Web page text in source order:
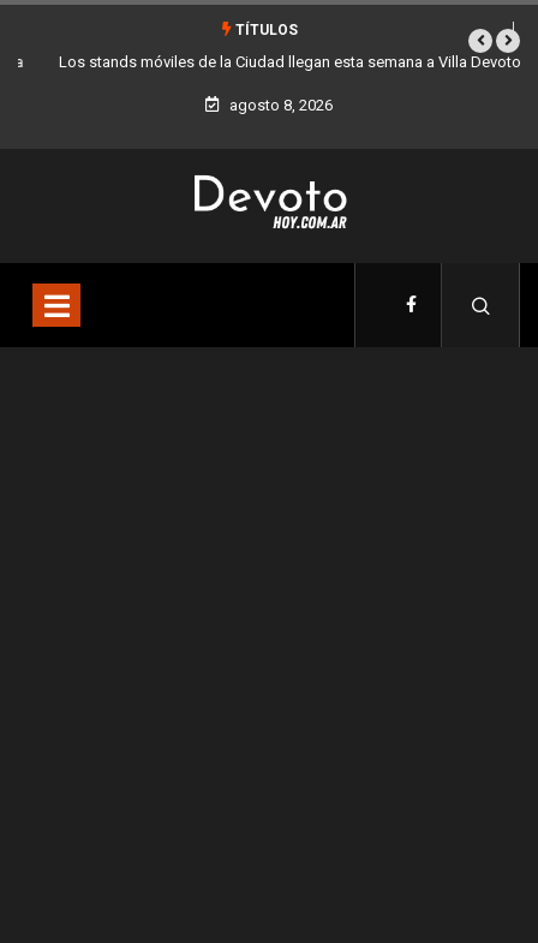
TÍTULOS
Los stands móviles de la Ciudad llegan esta semana a Villa Devoto
agosto 8, 2026